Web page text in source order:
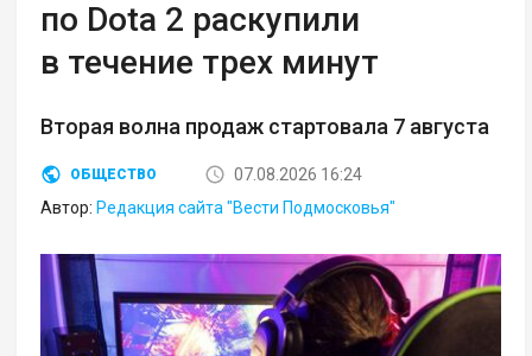
по Dota 2 раскупили
в течение трех минут
Вторая волна продаж стартовала 7 августа
ОБЩЕСТВО
07.08.2026 16:24
Автор: Редакция сайта "Вести Подмосковья"